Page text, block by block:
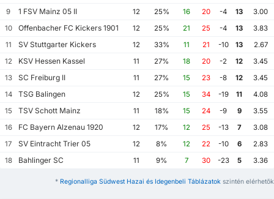
9
1 FSV Mainz 05 II 12 25% 16 20 -4 13
3.00
10
Offenbacher FC Kickers 1901 12 25% 21 25 -4 13
3.83
11
SV Stuttgarter Kickers 12 33% 11 21 -10 13
2.67
12
KSV Hessen Kassel 11 27% 18 20 -2 12
3.45
13
SC Freiburg II 11 27% 15 23 -8 12
3.45
14
TSG Balingen 12 25% 15 34 -19 11
4.08
15
TSV Schott Mainz 11 18% 15 24 -9 9
3.55
16
FC Bayern Alzenau 1920 12 17% 12 25 -13 7
3.08
17
SV Eintracht Trier 05 12 8% 12 22 -10 6
2.83
18
Bahlinger SC 11 9% 7 30 -23 5 3.36
* Regionalliga Südwest Hazai és Idegenbeli Táblázatok szintén elérhetők